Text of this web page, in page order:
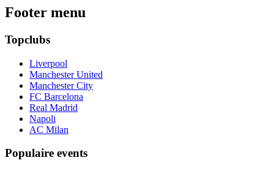
Footer menu
Topclubs
Liverpool
Manchester United
Manchester City
FC Barcelona
Real Madrid
Napoli
AC Milan
Populaire events